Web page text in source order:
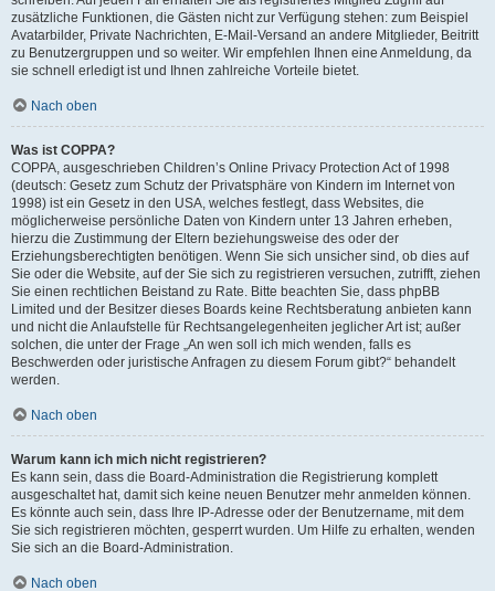
zusätzliche Funktionen, die Gästen nicht zur Verfügung stehen: zum Beispiel
Avatarbilder, Private Nachrichten, E-Mail-Versand an andere Mitglieder, Beitritt
zu Benutzergruppen und so weiter. Wir empfehlen Ihnen eine Anmeldung, da
sie schnell erledigt ist und Ihnen zahlreiche Vorteile bietet.
Nach oben
Was ist COPPA?
COPPA, ausgeschrieben Children’s Online Privacy Protection Act of 1998
(deutsch: Gesetz zum Schutz der Privatsphäre von Kindern im Internet von
1998) ist ein Gesetz in den USA, welches festlegt, dass Websites, die
möglicherweise persönliche Daten von Kindern unter 13 Jahren erheben,
hierzu die Zustimmung der Eltern beziehungsweise des oder der
Erziehungsberechtigten benötigen. Wenn Sie sich unsicher sind, ob dies auf
Sie oder die Website, auf der Sie sich zu registrieren versuchen, zutrifft, ziehen
Sie einen rechtlichen Beistand zu Rate. Bitte beachten Sie, dass phpBB
Limited und der Besitzer dieses Boards keine Rechtsberatung anbieten kann
und nicht die Anlaufstelle für Rechtsangelegenheiten jeglicher Art ist; außer
solchen, die unter der Frage „An wen soll ich mich wenden, falls es
Beschwerden oder juristische Anfragen zu diesem Forum gibt?“ behandelt
werden.
Nach oben
Warum kann ich mich nicht registrieren?
Es kann sein, dass die Board-Administration die Registrierung komplett
ausgeschaltet hat, damit sich keine neuen Benutzer mehr anmelden können.
Es könnte auch sein, dass Ihre IP-Adresse oder der Benutzername, mit dem
Sie sich registrieren möchten, gesperrt wurden. Um Hilfe zu erhalten, wenden
Sie sich an die Board-Administration.
Nach oben